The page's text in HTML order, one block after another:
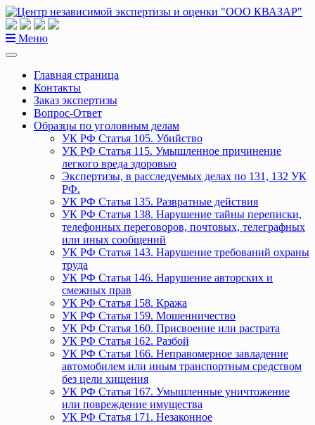
Перейти
к
содержанию
Меню
Главная страница
Контакты
Заказ экспертизы
Вопрос-Ответ
Образцы по уголовным делам
УК РФ Статья 105. Убийство
УК РФ Статья 115. Умышленное причинение
легкого вреда здоровью
Экспертизы, в расследуемых делах по 131, 132 УК
РФ.
УК РФ Статья 135. Развратные действия
УК РФ Статья 138. Нарушение тайны переписки,
телефонных переговоров, почтовых, телеграфных
или иных сообщений
УК РФ Статья 143. Нарушение требований охраны
труда
УК РФ Статья 146. Нарушение авторских и
смежных прав
УК РФ Статья 158. Кража
УК РФ Статья 159. Мошенничество
УК РФ Статья 160. Присвоение или растрата
УК РФ Статья 162. Разбой
УК РФ Статья 166. Неправомерное завладение
автомобилем или иным транспортным средством
без цели хищения
УК РФ Статья 167. Умышленные уничтожение
или повреждение имущества
УК РФ Статья 171. Незаконное